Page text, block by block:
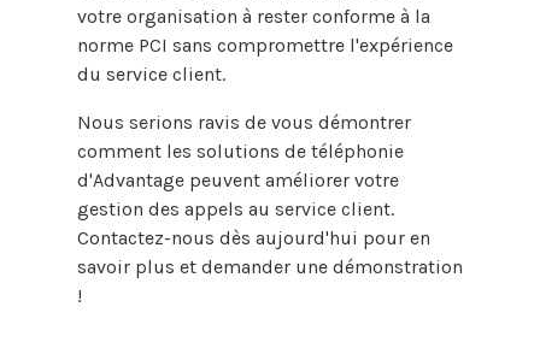
votre organisation à rester conforme à la
norme PCI sans compromettre l'expérience
du service client.
Nous serions ravis de vous démontrer
comment les solutions de téléphonie
d'Advantage peuvent améliorer votre
gestion des appels au service client.
Contactez-nous dès aujourd'hui pour en
savoir plus et demander une démonstration
!